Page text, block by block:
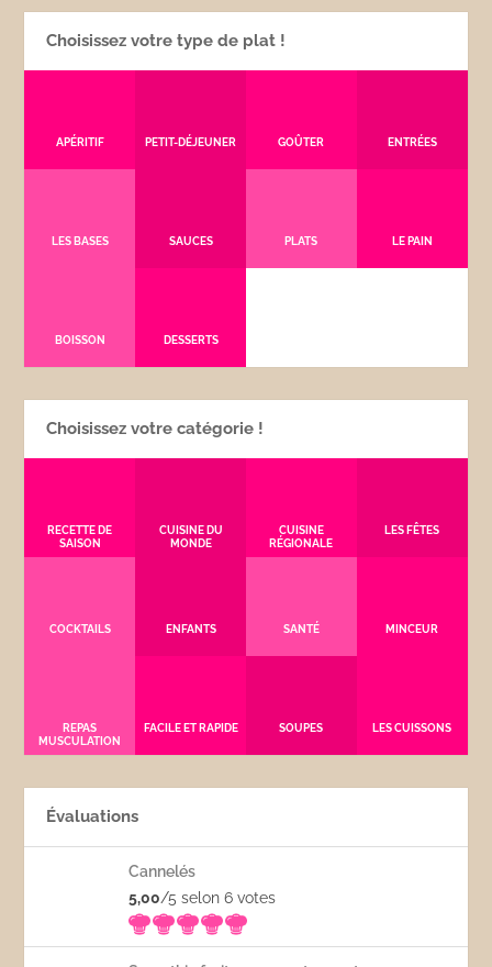
Choisissez votre type de plat !
APÉRITIF PETIT-DÉJEUNER GOÛTER ENTRÉES
LES BASES SAUCES PLATS LE PAIN
BOISSON DESSERTS
Choisissez votre catégorie !
RECETTE DE
SAISON
CUISINE DU
MONDE
CUISINE
RÉGIONALE
LES FÊTES
COCKTAILS ENFANTS SANTÉ MINCEUR
REPAS
MUSCULATION
FACILE ET RAPIDE SOUPES LES CUISSONS
Évaluations
Cannelés
5,00/5 selon 6votes